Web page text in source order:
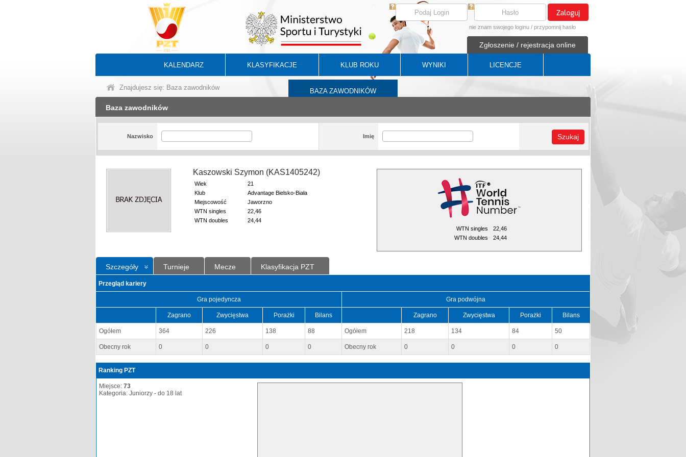
nie znam swojego loginu / przypomnij hasło
Zgłoszenie / rejestracja online
KALENDARZ KLASYFIKACJE KLUB ROKU WYNIKI LICENCJE
BAZA ZAWODNIKÓW
Znajdujesz się: Baza zawodników
Baza zawodników
Nazwisko Imię Szukaj
Kaszowski Szymon (KAS1405242)
Wiek
21
Klub
Advantage Bielsko-Biała
Miejscowość
Jaworzno
WTN singles
22,46
WTN doubles
24,44
WTN singles
22,46
WTN doubles
24,44
Szczegóły Turnieje Mecze Klasyfikacja PZT
Przegląd kariery
Gra pojedyncza Gra podwójna
Zagrano Zwycięstwa Porażki Bilans Zagrano Zwycięstwa Porażki Bilans
Ogółem 364 226 138 88 Ogółem 218 134 84 50
Obecny rok 0 0 0 0 Obecny rok 0 0 0 0
Ranking PZT
Miejsce: 73
Kategoria: Juniorzy - do 18 lat